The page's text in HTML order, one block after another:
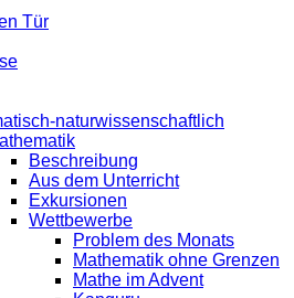
Tür
naturwissenschaftlich
Beschreibung
Aus dem Unterricht
Exkursionen
Wettbewerbe
Problem des Monats
Mathematik ohne Grenzen
Mathe im Advent